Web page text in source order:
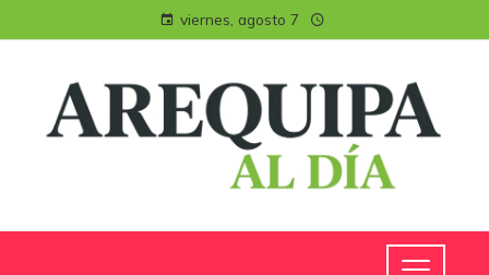
viernes, agosto 7